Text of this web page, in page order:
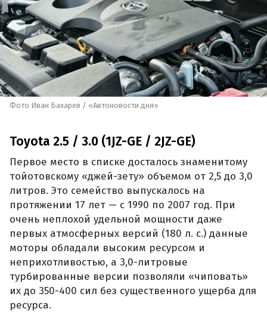
Фото Иван Бахарев / «Автоновости дня»
Toyota 2.5 / 3.0 (1JZ-GE / 2JZ-GE)
Первое место в списке досталось знаменитому
тойотовскому «джей-зету» объемом от 2,5 до 3,0
литров. Это семейство выпускалось на
протяжении 17 лет — с 1990 по 2007 год. При
очень неплохой удельной мощности даже
первых атмосферных версий (180 л. с.) данные
моторы обладали высоким ресурсом и
неприхотливостью, а 3,0-литровые
турбированные версии позволяли «чиповать»
их до 350-400 сил без существенного ущерба для
ресурса.